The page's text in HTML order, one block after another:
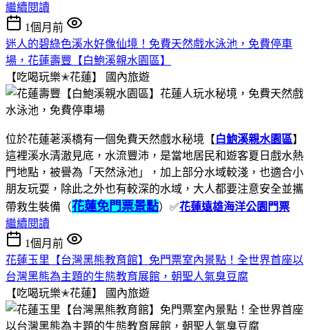
繼續閱讀
1個月前
迷人的碧綠色溪水好像仙境！免費天然戲水泳池，免費停車
場，花蓮壽豐【白鮑溪親水園區】
【吃喝玩樂✭花蓮】
國內旅遊
位於花蓮荖溪橋有一個免費天然戲水秘境【白鮑溪親水園區】
這裡溪水清澈見底，水流豐沛，是當地居民和遊客夏日戲水熱
門地點，被譽為「天然泳池」，加上部分水域較淺，也適合小
朋友玩耍，除此之外也有較深的水域，大人都要注意安全並攜
帶救生裝備（花蓮免門票景點）✅花蓮遠雄海洋公園門票
繼續閱讀
1個月前
花蓮玉里【台灣黑熊教育館】免門票室內景點！全世界首座以
台灣黑熊為主題的生態教育展館，朝聖人氣臭豆腐
【吃喝玩樂✭花蓮】
國內旅遊